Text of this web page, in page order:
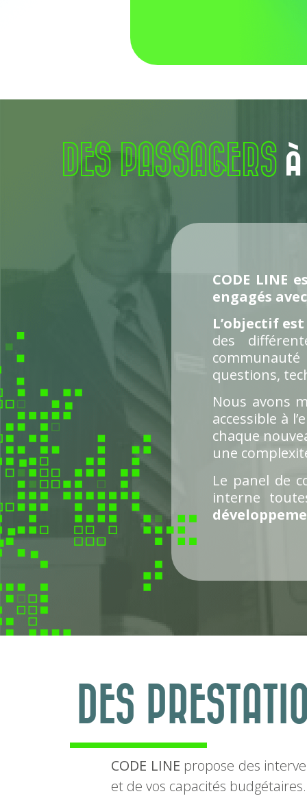
DES PASSAGERS
CODE LINE
engagés
L’objectif
des
questions,
Nous avons
accessible à
chaque
une
Le panel de
interne
DES
CODE LINE propose des
et de vos capacités